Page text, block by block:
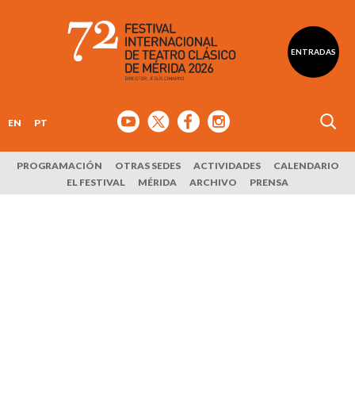
ENTRADAS
EN PT
PROGRAMACIÓN OTRAS SEDES ACTIVIDADES
CALENDARIO
EL FESTIVAL
MÉRIDA ARCHIVO PRENSA